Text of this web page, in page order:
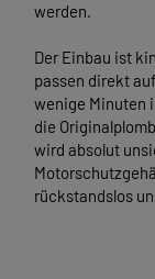
werden.
Der Einbau ist
passen direkt
wenige Minuten
die
wird absolut
rückstandslos